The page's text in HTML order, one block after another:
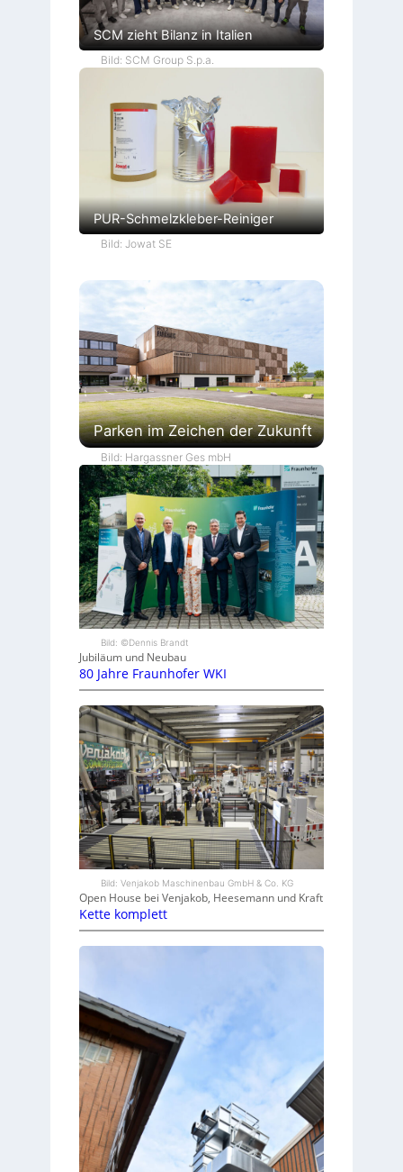
SCM zieht Bilanz in Italien
Bild: SCM Group S.p.a.
PUR-Schmelzkleber-Reiniger
Bild: Jowat SE
Parken im Zeichen der Zukunft
Bild: Hargassner Ges mbH
Bild: ©Dennis Brandt
Jubiläum und Neubau
80 Jahre Fraunhofer WKI
Bild: Venjakob Maschinenbau GmbH & Co. KG
Open House bei Venjakob, Heesemann und Kraft
Kette komplett